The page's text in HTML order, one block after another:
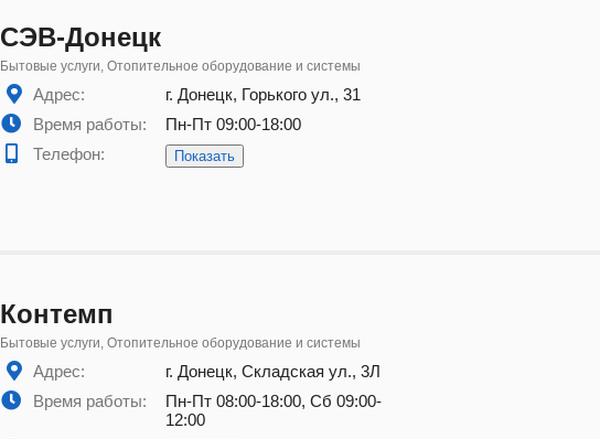
СЭВ-Донецк
Бытовые услуги, Отопительное оборудование и системы
Адрес:
г. Донецк, Горького ул., 31
Время работы:
Пн-Пт 09:00-18:00
Телефон:
Показать
Контемп
Бытовые услуги, Отопительное оборудование и системы
Адрес:
г. Донецк, Складская ул., 3Л
Время работы:
Пн-Пт 08:00-18:00, Сб 09:00-
12:00